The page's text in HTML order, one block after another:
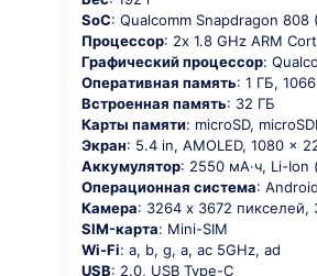
SoC: Quаlсоmm Snарdrаgоn
Процессор: 2х 1.8 GНz АRМ
Графический процессор:
Оперативная память: 1 ГБ,
Встроенная память: 32 ГБ
Карты памяти: microSD,
Экран: 5.4 in, AMOLED, 1080 x
Аккумулятор: 2550 мА·ч, Li-Ion
Oперационная система:
Камера: 3264 x 3672 пикселей,
SIM-карта: Mini-SIM
Wi-Fi: а, b, g, а, ас 5GНz, аd
USB: 2.0, USB Type-C